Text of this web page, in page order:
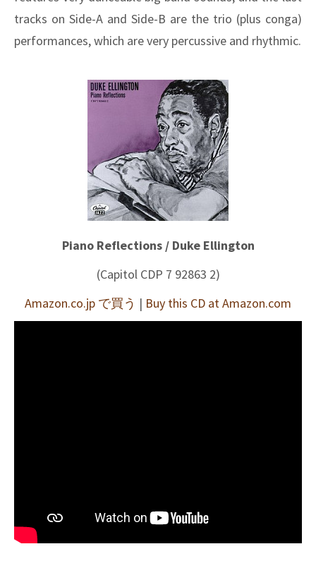
tracks on Side-A and Side-B are the trio (plus conga)
performances, which are very percussive and rhythmic.
Piano Reflections / Duke Ellington
(Capitol CDP 7 92863 2)
Amazon.co.jp で買う | Buy this CD at Amazon.com